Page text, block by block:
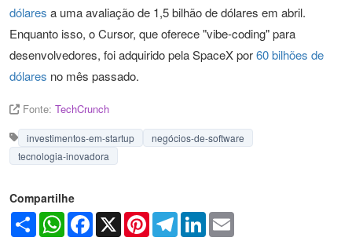
dólares a uma avaliação de 1,5 bilhão de dólares em abril.
Enquanto isso, o Cursor, que oferece "vibe-coding" para
desenvolvedores, foi adquirido pela SpaceX por60 bilhões de
dólares no mês passado.
Fonte: TechCrunch
investimentos-em-startup
negócios-de-software
tecnologia-inovadora
Compartilhe
Share WhatsAppFacebook
X PinterestTelegramLinkedIn